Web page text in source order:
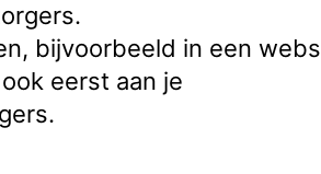
bijvoorbeeld in een
eerst aan je